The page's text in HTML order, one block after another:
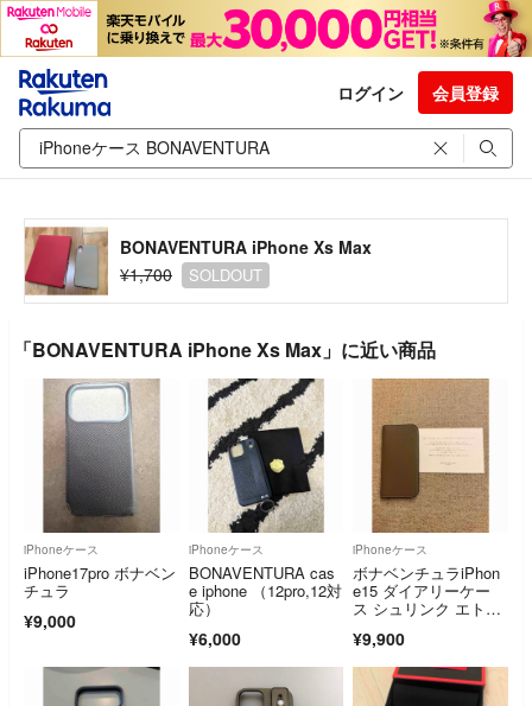
ログイン 会員登録
BONAVENTURA iPhone Xs Max
¥1,700
SOLDOUT
「BONAVENTURA iPhone Xs Max」に近い商品
iPhoneケース
iPhone17pro ボナベン
チュラ
¥9,000
iPhoneケース
BONAVENTURA cas
e iphone （12pro,12対
応）
¥6,000
iPhoneケース
ボナベンチュラiPhon
e15 ダイアリーケー
ス シュリンク エトー
¥9,900